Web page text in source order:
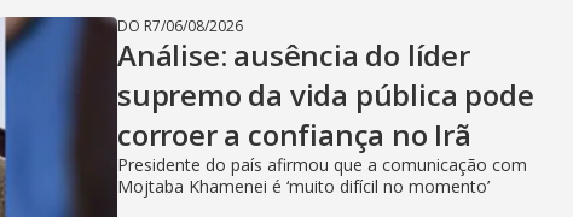
DO R7/06/08/2026
Análise: ausência do líder
supremo da vida pública pode
corroer a confiança no Irã
Presidente do país afirmou que a comunicação com
Mojtaba Khamenei é ‘muito difícil no momento’